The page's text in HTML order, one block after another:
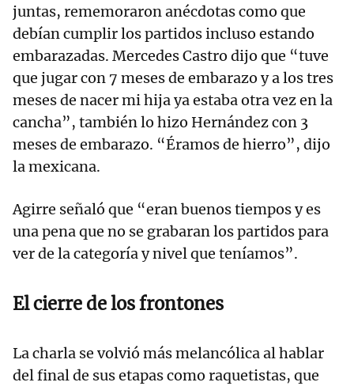
juntas, rememoraron anécdotas como que
debían cumplir los partidos incluso estando
embarazadas. Mercedes Castro dijo que “tuve
que jugar con 7 meses de embarazo y a los tres
meses de nacer mi hija ya estaba otra vez en la
cancha”, también lo hizo Hernández con 3
meses de embarazo. “Éramos de hierro”, dijo
la mexicana.
Agirre señaló que “eran buenos tiempos y es
una pena que no se grabaran los partidos para
ver de la categoría y nivel que teníamos”.
El cierre de los frontones
La charla se volvió más melancólica al hablar
del final de sus etapas como raquetistas, que